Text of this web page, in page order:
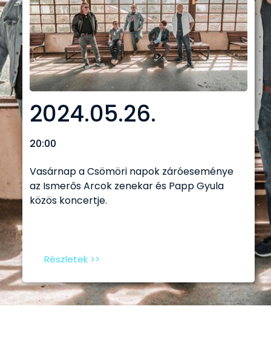
2024.05.26.
20:00
Vasárnap a Csömöri napok záróeseménye
az Ismerős Arcok zenekar és Papp Gyula
közös koncertje.
Részletek >>